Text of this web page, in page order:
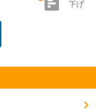
で一系統がダ
です。
色のある物は
下げ